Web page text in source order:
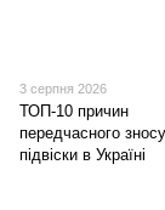
3 серпня 2026
ТОП-10 причин
передчасного зносу
підвіски в Україні